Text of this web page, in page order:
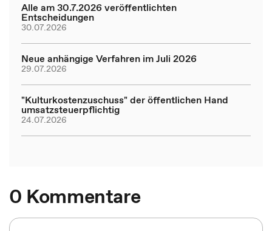
Alle am 30.7.2026 veröffentlichten
Entscheidungen
30.07.2026
Neue anhängige Verfahren im Juli 2026
29.07.2026
"Kulturkostenzuschuss" der öffentlichen Hand
umsatzsteuerpflichtig
24.07.2026
0 Kommentare